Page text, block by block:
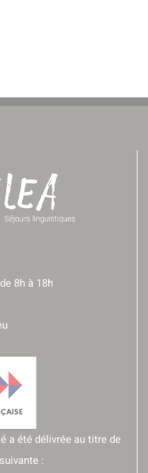
8h à 18h
a été délivrée au titre de
: